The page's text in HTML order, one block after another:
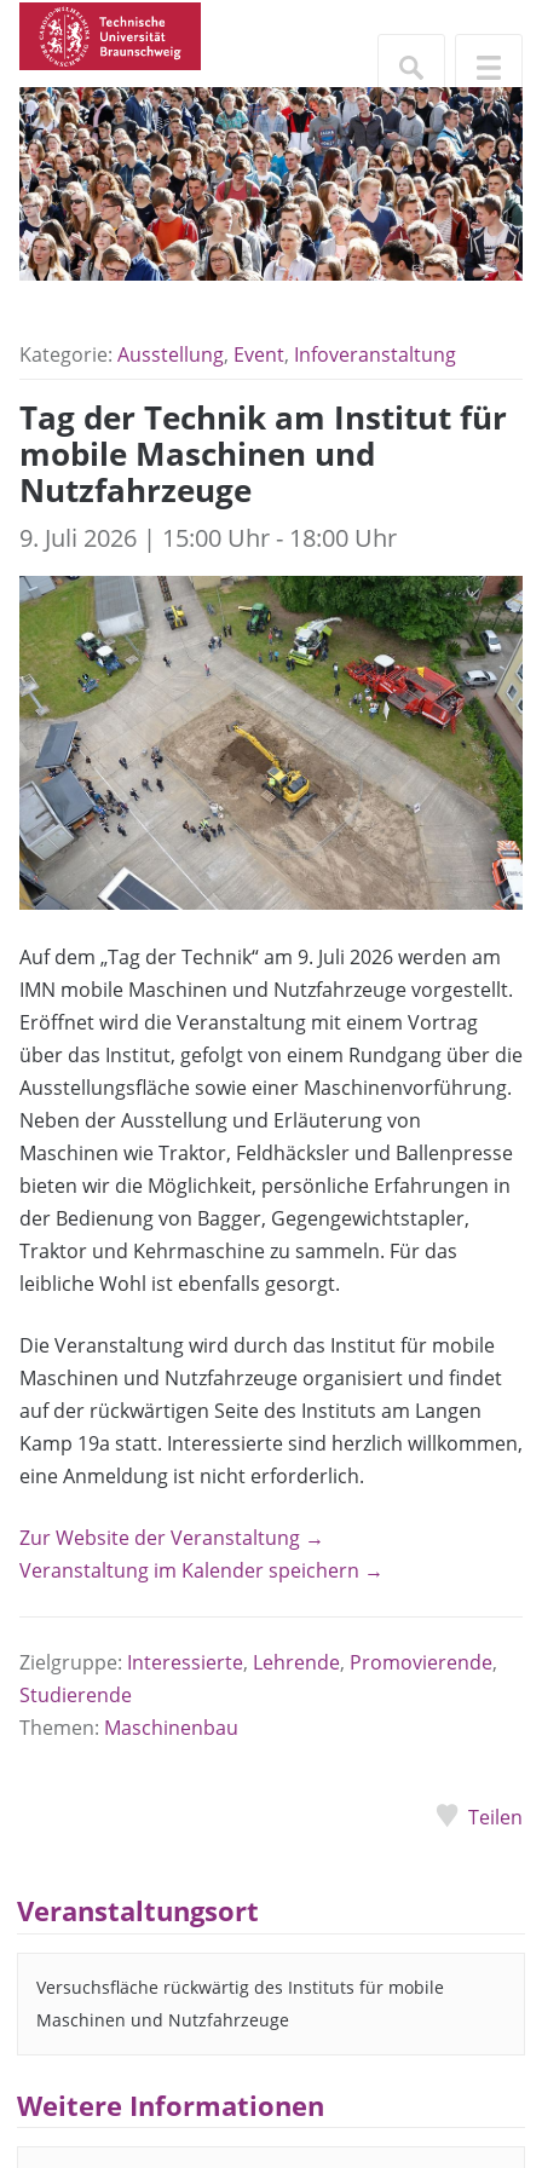
Kategorie: Ausstellung, Event, Infoveranstaltung
Tag der Technik am Institut für
mobile Maschinen und
Nutzfahrzeuge
9. Juli 2026 | 15:00 Uhr - 18:00 Uhr
Auf dem „Tag der Technik“ am 9. Juli 2026 werden am
IMN mobile Maschinen und Nutzfahrzeuge vorgestellt.
Eröffnet wird die Veranstaltung mit einem Vortrag
über das Institut, gefolgt von einem Rundgang über die
Ausstellungsfläche sowie einer Maschinenvorführung.
Neben der Ausstellung und Erläuterung von
Maschinen wie Traktor, Feldhäcksler und Ballenpresse
bieten wir die Möglichkeit, persönliche Erfahrungen in
der Bedienung von Bagger, Gegengewichtstapler,
Traktor und Kehrmaschine zu sammeln. Für das
leibliche Wohl ist ebenfalls gesorgt.
Die Veranstaltung wird durch das Institut für mobile
Maschinen und Nutzfahrzeuge organisiert und findet
auf der rückwärtigen Seite des Instituts am Langen
Kamp 19a statt. Interessierte sind herzlich willkommen,
eine Anmeldung ist nicht erforderlich.
Zur Website der Veranstaltung →
Veranstaltung im Kalender speichern →
Zielgruppe: Interessierte, Lehrende, Promovierende,
Studierende
Themen: Maschinenbau
Teilen
Veranstaltungsort
Versuchsfläche rückwärtig des Instituts für mobile
Maschinen und Nutzfahrzeuge
Weitere Informationen